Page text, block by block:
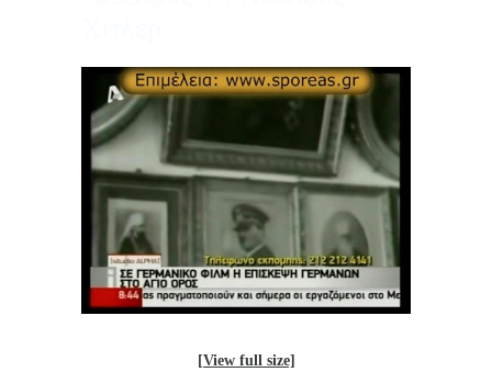
[View full size]